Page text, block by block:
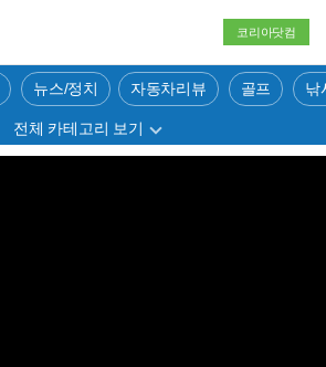
코리아닷컴
뉴스/정치 자동차리뷰 골프 낚
전체 카테고리 보기